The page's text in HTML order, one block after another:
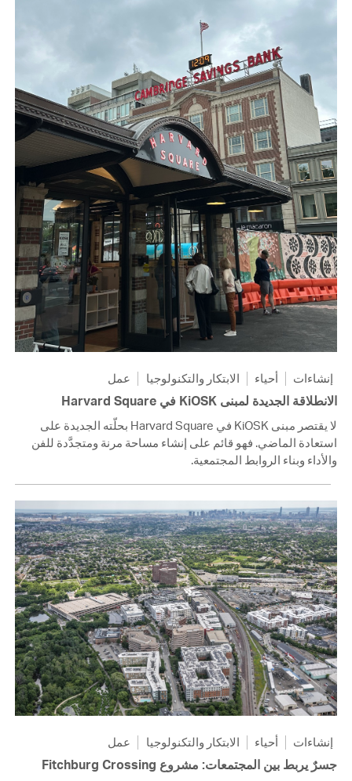
إنشاءات أحياء الابتكار والتكنولوجيا عمل
الانطلاقة الجديدة لمبنى KiOSK في Harvard Square
لا يقتصر مبنى KiOSK في Harvard Square بحلّته الجديدة على
استعادة الماضي. فهو قائم على إنشاء مساحة مرنة ومتجدَّدة للفن
والأداء وبناء الروابط المجتمعية.
إنشاءات أحياء الابتكار والتكنولوجيا عمل
جسرٌ يربط بين المجتمعات: مشروع Fitchburg Crossing